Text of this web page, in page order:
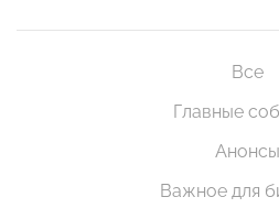
Все
Главные
Анонсы
Важное для